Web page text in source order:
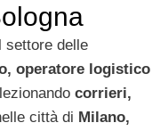
settore delle
operatore logistico
corrieri,
città di Milano,